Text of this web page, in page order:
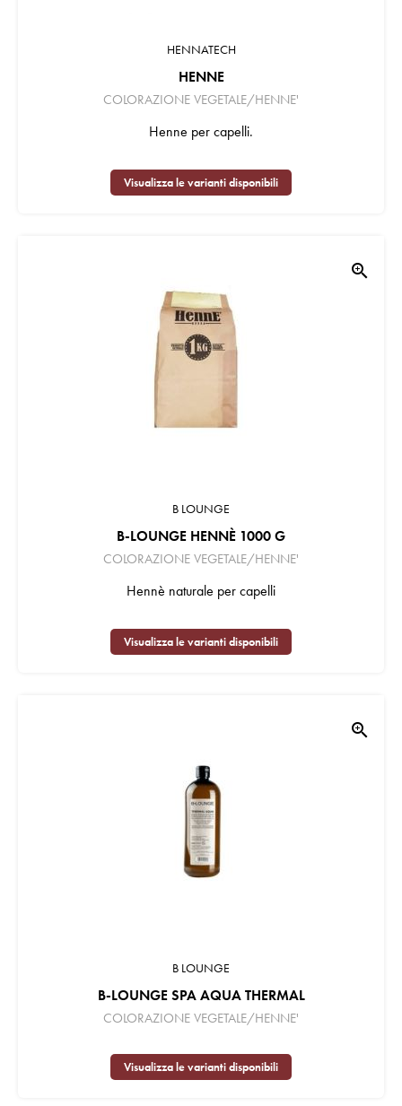
HENNATECH
HENNE
COLORAZIONE VEGETALE/HENNE'
Henne per capelli.
Visualizza le varianti disponibili
zoom_in
B LOUNGE
B-LOUNGE HENNÈ 1000 G
COLORAZIONE VEGETALE/HENNE'
Hennè naturale per capelli
Visualizza le varianti disponibili
zoom_in
B LOUNGE
B-LOUNGE SPA AQUA THERMAL
COLORAZIONE VEGETALE/HENNE'
Visualizza le varianti disponibili